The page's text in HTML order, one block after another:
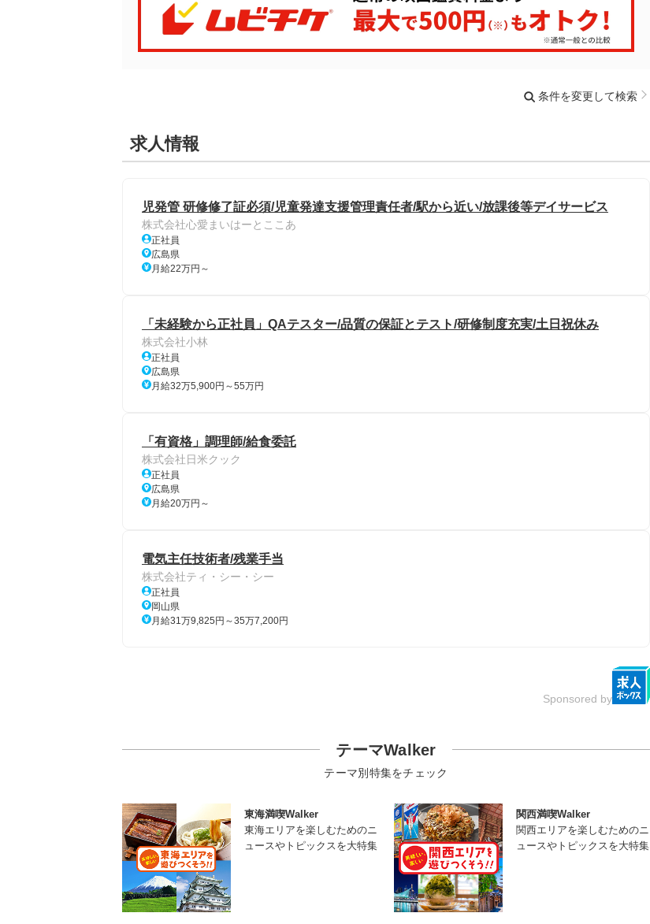
条件を変更して検索
求人情報
児発管 研修修了証必須/児童発達支援管理責任者/駅から近い/放課後等デイサービス
株式会社心愛まいはーとここあ
正社員
広島県
月給22万円～
「未経験から正社員」QAテスター/品質の保証とテスト/研修制度充実/土日祝休み
株式会社小林
正社員
広島県
月給32万5,900円～55万円
「有資格」調理師/給食委託
株式会社日米クック
正社員
広島県
月給20万円～
電気主任技術者/残業手当
株式会社ティ・シー・シー
正社員
岡山県
月給31万9,825円～35万7,200円
Sponsored by
テーマWalker
テーマ別特集をチェック
東海満喫Walker
東海エリアを楽しむためのニ
ュースやトピックスを大特集
関西満喫Walker
関西エリアを楽しむためのニ
ュースやトピックスを大特集